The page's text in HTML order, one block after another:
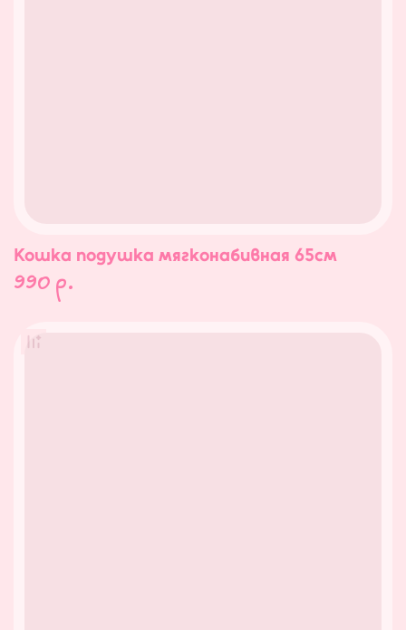
Кошка подушка мягконабивная 65см
990 р.